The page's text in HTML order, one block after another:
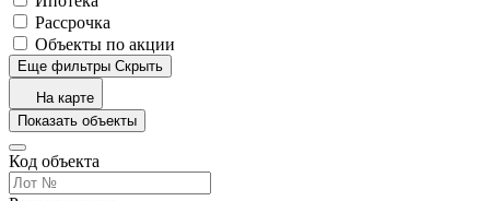
Рассрочка
Объекты по акции
Еще фильтры Скрыть
На карте
Показать объекты
Код объекта